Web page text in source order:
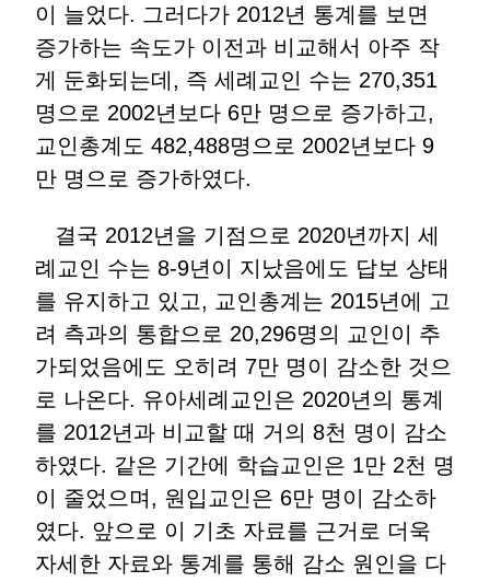
이 늘었다. 그러다가 2012년 통계를 보면
증가하는 속도가 이전과 비교해서 아주 작
게 둔화되는데, 즉 세례교인 수는 270,351
명으로 2002년보다 6만 명으로 증가하고,
교인총계도 482,488명으로 2002년보다 9
만 명으로 증가하였다.
결국 2012년을 기점으로 2020년까지 세
례교인 수는 8-9년이 지났음에도 답보 상태
를 유지하고 있고, 교인총계는 2015년에 고
려 측과의 통합으로 20,296명의 교인이 추
가되었음에도 오히려 7만 명이 감소한 것으
로 나온다. 유아세례교인은 2020년의 통계
를 2012년과 비교할 때 거의 8천 명이 감소
하였다. 같은 기간에 학습교인은 1만 2천 명
이 줄었으며, 원입교인은 6만 명이 감소하
였다. 앞으로 이 기초 자료를 근거로 더욱
자세한 자료와 통계를 통해 감소 원인을 다